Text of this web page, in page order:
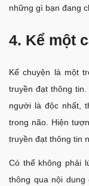
những gì bạn đang
4. Kể một
Kể chuyện là một
truyền đạt thông
người là độc nhất,
trong não. Hiện
truyền đạt thông tin
Có thể không phải
thông qua nội